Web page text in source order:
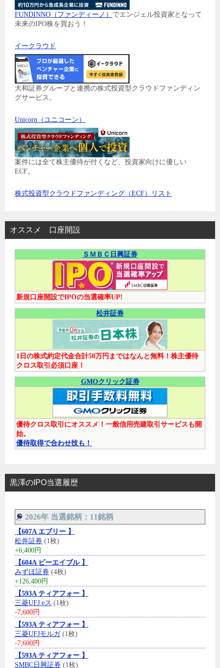
FUNDINNO（ファンディーノ） でエンジェル投資家となって
未来のIPO株を買おう！
イークラウド
大和証券グループと連携の株式投資型クラウドファンディン
グサービス。
Unicorn（ユニコーン）
案件には全て株主優待が付くなど、投資家向けに優しい
ECF。
株式投資型クラウドファンディング（ECF）リスト
オススメ 口座開設
ＳＭＢＣ日興証券
新規口座開設でIPOの当選確率UP!
松井証券
1日の株式約定代金合計50万円まではなんと無料！株主優待
クロス取引必須口座！
GMOクリック証券
優待クロス取引にオススメ！一般信用売建取引サービスも開
始。
優待取得で合わせ技も！
黒澤のIPO当選履歴
2026年 当選銘柄：11銘柄
【607A エブリー 】
松井証券 (1枚)
+6,400円
【604A ビーエイブル 】
みずほ証券 (4枚)
+126,400円
【593A ティアフォー 】
三菱UFJ eス (1枚)
-7,600円
【593A ティアフォー 】
三菱UFJモルガ(1枚)
-7,600円
【593A ティアフォー 】
SMBC日興証券 (1枚)